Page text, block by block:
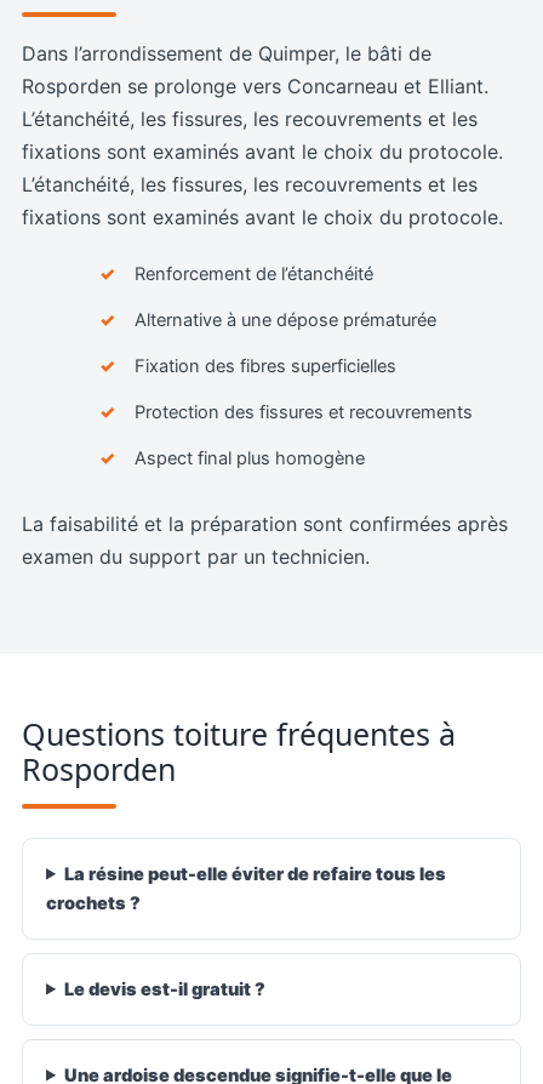
Dans l’arrondissement de Quimper, le bâti de
Rosporden se prolonge vers Concarneau et Elliant.
L’étanchéité, les fissures, les recouvrements et les
fixations sont examinés avant le choix du protocole.
L’étanchéité, les fissures, les recouvrements et les
fixations sont examinés avant le choix du protocole.
Renforcement de l’étanchéité
Alternative à une dépose prématurée
Fixation des fibres superficielles
Protection des fissures et recouvrements
Aspect final plus homogène
La faisabilité et la préparation sont confirmées après
examen du support par un technicien.
Questions toiture fréquentes à
Rosporden
La résine peut-elle éviter de refaire tous les
crochets ?
Le devis est-il gratuit ?
Une ardoise descendue signifie-t-elle que le
Assistant Intelligent IA
Assistant virtuel • Disponible 24h/24
Bonjour Comment puis-je vous aider ?